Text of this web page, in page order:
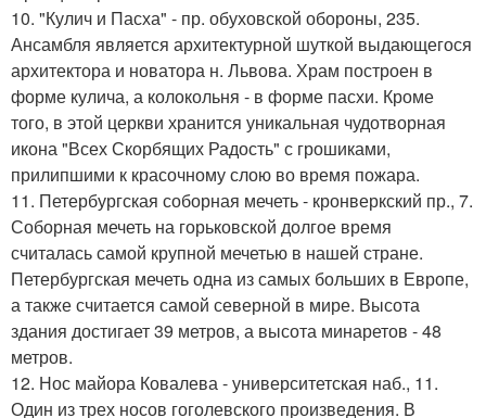
10. "Кулич и Пасха" - пр. обуховской обороны, 235.
Ансамбля является архитектурной шуткой выдающегося
архитектора и новатора н. Львова. Храм построен в
форме кулича, а колокольня - в форме пасхи. Кроме
того, в этой церкви хранится уникальная чудотворная
икона "Всех Скорбящих Радость" с грошиками,
прилипшими к красочному слою во время пожара.
11. Петербургская соборная мечеть - кронверкский пр., 7.
Соборная мечеть на горьковской долгое время
считалась самой крупной мечетью в нашей стране.
Петербургская мечеть одна из самых больших в Европе,
а также считается самой северной в мире. Высота
здания достигает 39 метров, а высота минаретов - 48
метров.
12. Нос майора Ковалева - университетская наб., 11.
Один из трех носов гоголевского произведения. В